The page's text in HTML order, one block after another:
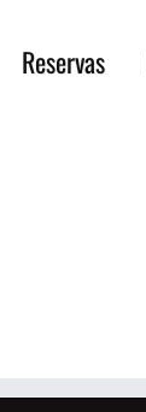
Reservas